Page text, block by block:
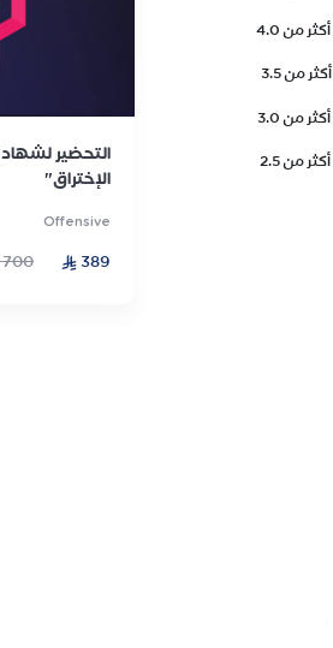
أكثر من 4.0
أكثر من 3.5
أكثر من 3.0
أكثر من 2.5
الإختراق"
Offensive
389
700